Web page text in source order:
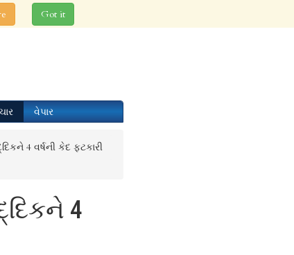
વેપાર
4 વર્ષની કેદ ફટકારી
4
Got it